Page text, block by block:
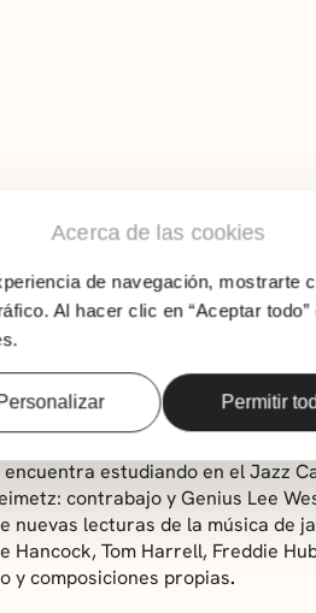
Acerca de las cookies
de navegación, mostrarte
Al hacer clic en “Aceptar todo”
Permitir
(Barcelona) a sus 19
profundo amor, admiración y
vivo y la interacción entre
integrada por tres
estudiando en el Jazz
contrabajo y Genius Lee
nuevas lecturas de la música de
Hancock, Tom Harrell, Freddie
y composiciones propias.